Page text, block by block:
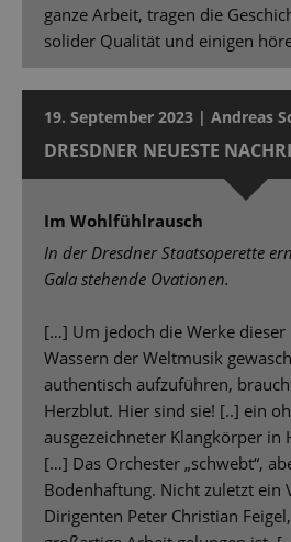
ganze Arbeit, tragen die
solider Qualität und einigen
19. September 2023 | Andreas
DRESDNER NEUESTE
Im Wohlfühlrausch
In der Dresdner Staatsoperette
Gala stehende Ovationen.
[…] Um jedoch die Werke
Wassern der Weltmusik
authentisch aufzuführen,
Herzblut. Hier sind sie! [..] ein
ausgezeichneter Klangkörper in
[…] Das Orchester „schwebt“,
Bodenhaftung. Nicht zuletzt ein
Dirigenten Peter Christian